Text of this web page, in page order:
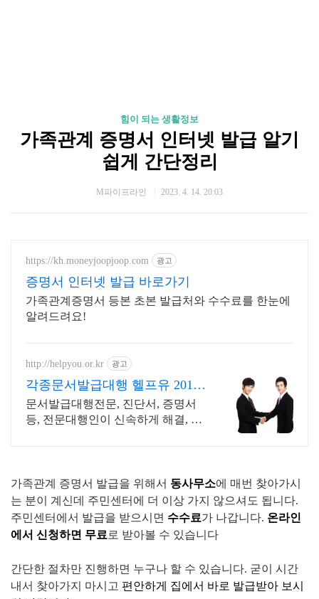
힘이 되는 생활정보
가족관계 증명서 인터넷 발급 알기
쉽게 간단정리
M파이프라인 2023. 4. 14. 20:03
https://kh.moneyjoopjoop.com 광고
증명서 인터넷 발급 바로가기
가족관계증명서 등본 초본 발급처와 수수료를 한눈에
알려드려요!
http://helpyou.or.kr 광고
각종문서발급대행 헬프유 2011
년개업 압도적 재이용
문서발급대행전문, 진단서, 증명서
등, 전문대행인이 신속하게 해결, 저
가족관계 증명서 발급을 위해서 동사무소에 매번 찾아가시
는 분이 계신데 주민센터에 더 이상 가지 않으셔도 됩니다.
주민센터에서 발급을 받으시면 수수료가 나갑니다. 온라인
에서 신청하면 무료 로 받아볼 수 있습니다
간단한 절차만 진행하면 누구나 할 수 있습니다. 굳이 시간
내서 찾아가지 마시고 편안하게 집에서 바로 발급받아 보시